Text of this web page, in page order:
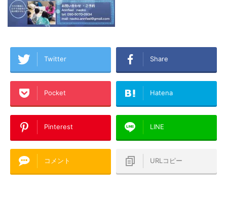
Twitter Share
Pocket Hatena
Pinterest LINE
コメント URLコピー